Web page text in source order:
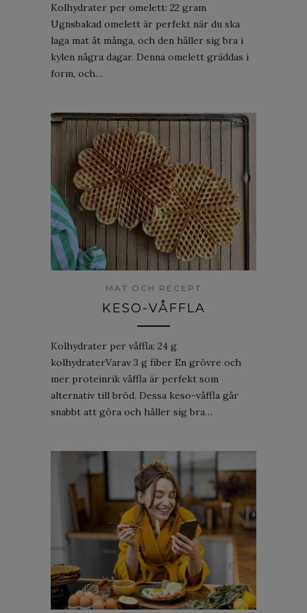
Kolhydrater per omelett: 22 gram
Ugnsbakad omelett är perfekt när du ska
laga mat åt många, och den håller sig bra i
kylen några dagar. Denna omelett gräddas i
form, och…
MAT OCH RECEPT
KESO-VÅFFLA
Kolhydrater per våffla: 24 g
kolhydraterVarav 3 g fiber En grövre och
mer proteinrik våffla är perfekt som
alternativ till bröd. Dessa keso-våffla går
snabbt att göra och håller sig bra…